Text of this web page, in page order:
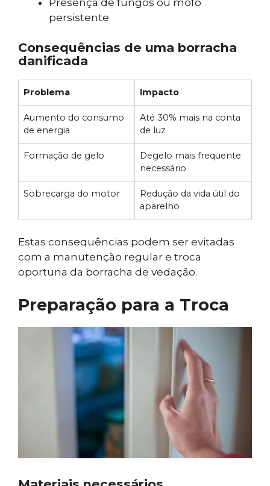
Presença de fungos ou mofo
persistente
Consequências de uma borracha
danificada
Problema Impacto
Aumento do consumo
de energia
Até 30% mais na conta
de luz
Formação de gelo
Degelo mais frequente
necessário
Sobrecarga do motor
Redução da vida útil do
aparelho
Estas consequências podem ser evitadas
com a manutenção regular e troca
oportuna da borracha de vedação.
Preparação para a Troca